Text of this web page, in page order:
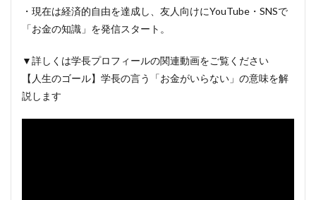
・現在は経済的自由を達成し、友人向けにYouTube・SNSで
「お金の知識」を発信スタート。
▼詳しくは学長プロフィールの関連動画をご覧ください
【人生のゴール】学長の言う「お金がいらない」の意味を解
説します